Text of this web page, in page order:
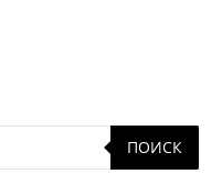
ПОИСК